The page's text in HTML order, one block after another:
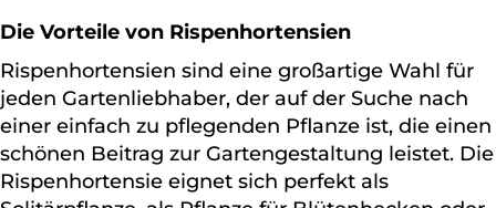
Die Vorteile von Rispenhortensien
Rispenhortensien sind eine großartige Wahl für
jeden Gartenliebhaber, der auf der Suche nach
einer einfach zu pflegenden Pflanze ist, die einen
schönen Beitrag zur Gartengestaltung leistet. Die
Rispenhortensie eignet sich perfekt als